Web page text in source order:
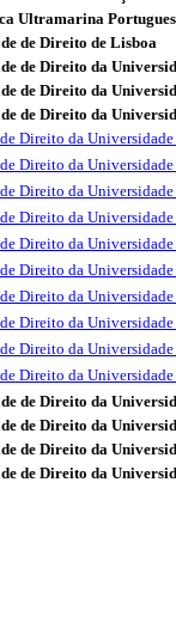
Ultramarina
de Direito de Lisboa
de Direito da
de Direito da
de Direito da
Direito da
Direito da
Direito da
Direito da
Direito da
Direito da
Direito da
Direito da
Direito da
Direito da
de Direito da
de Direito da
de Direito da
de Direito da